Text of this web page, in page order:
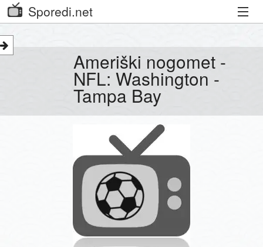
Sporedi.net
Priljubljeni kanali
Iskalnik
Ameriški nogomet -
NFL: Washington -
Tampa Bay